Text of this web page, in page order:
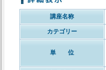
講座名称
カテゴリー
単 位